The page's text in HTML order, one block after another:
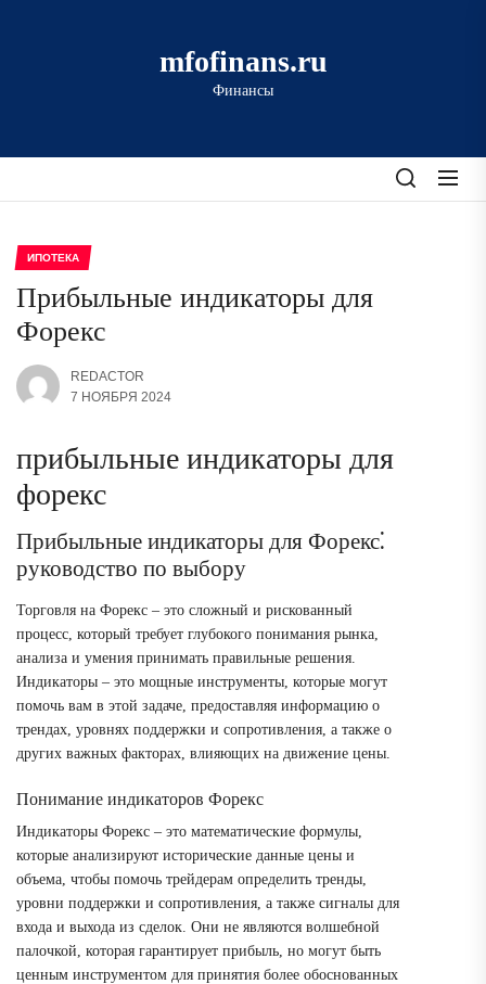
mfofinans.ru
Финансы
ИПОТЕКА
Прибыльные индикаторы для
Форекс
REDACTOR
7 НОЯБРЯ 2024
прибыльные индикаторы для
форекс
Прибыльные индикаторы для Форекс⁚
руководство по выбору
Торговля на Форекс – это сложный и рискованный
процесс, который требует глубокого понимания рынка,
анализа и умения принимать правильные решения.
Индикаторы – это мощные инструменты, которые могут
помочь вам в этой задаче, предоставляя информацию о
трендах, уровнях поддержки и сопротивления, а также о
других важных факторах, влияющих на движение цены.
Понимание индикаторов Форекс
Индикаторы Форекс – это математические формулы,
которые анализируют исторические данные цены и
объема, чтобы помочь трейдерам определить тренды,
уровни поддержки и сопротивления, а также сигналы для
входа и выхода из сделок. Они не являются волшебной
палочкой, которая гарантирует прибыль, но могут быть
ценным инструментом для принятия более обоснованных